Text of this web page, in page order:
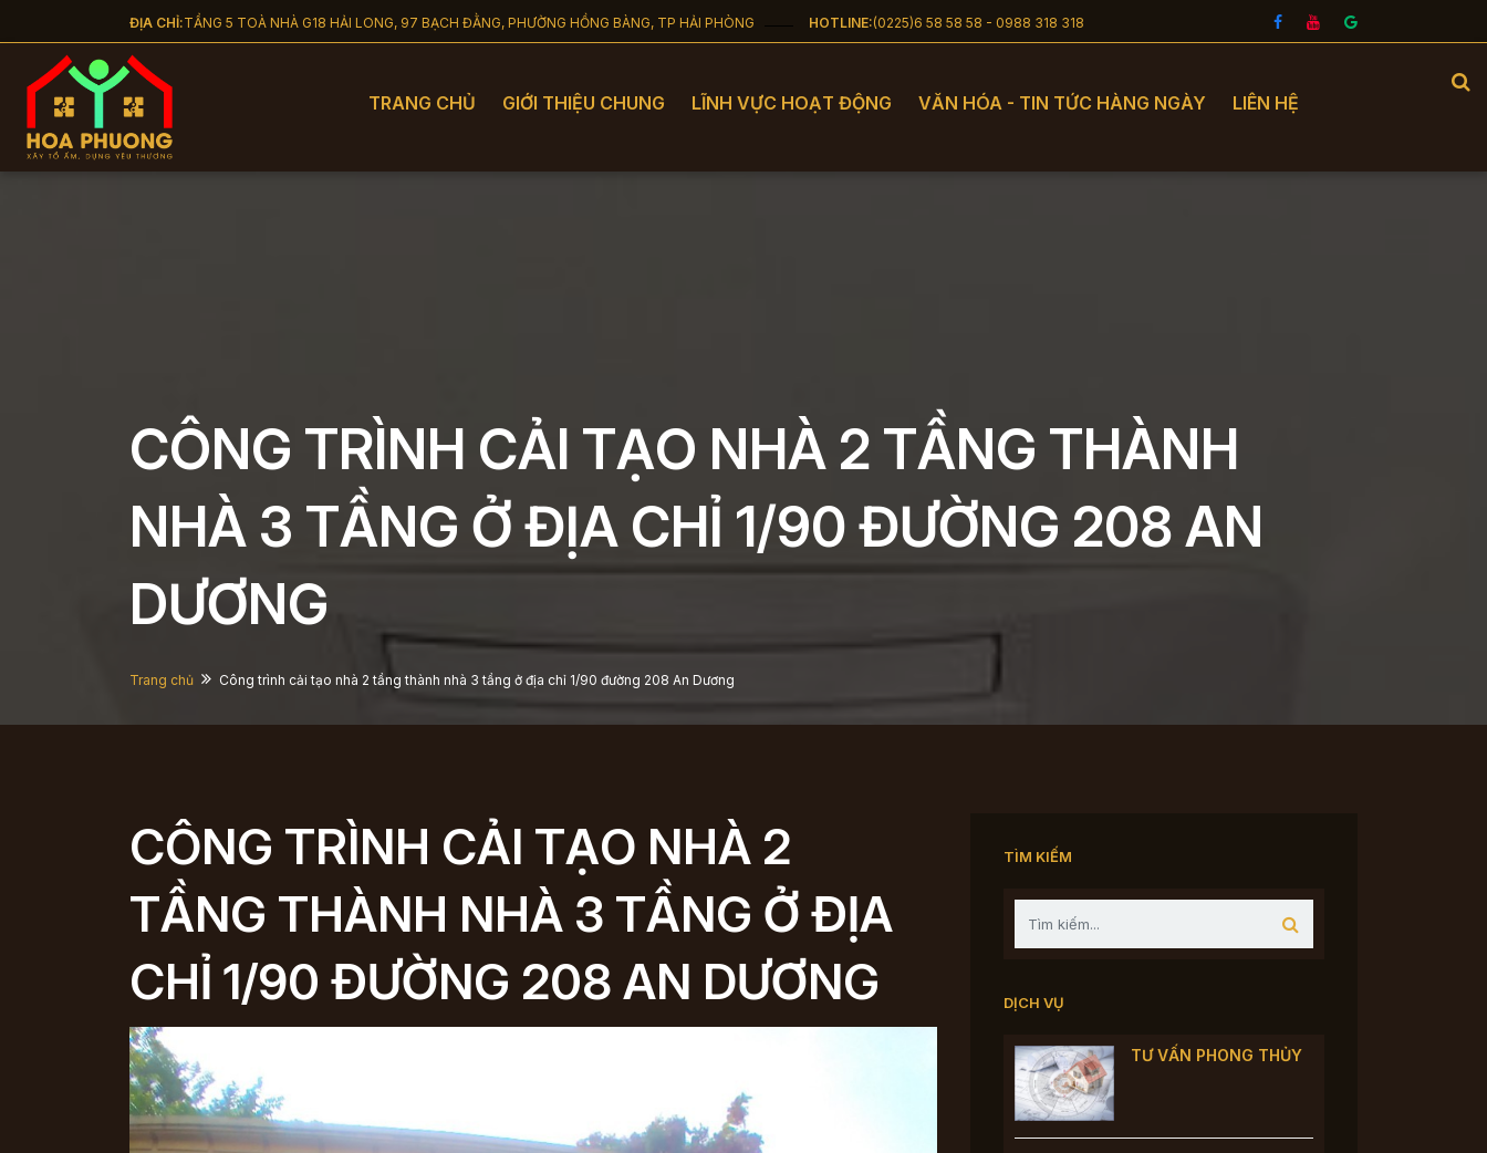
Nhảy đến nội dungĐỊA CHỈ:TẦNG 5 TOÀ NHÀ G18 HẢI LONG, 97 BẠCH ĐẰNG, PHƯỜNG HỒNG BÀNG, TP HẢI PHÒNG HOTLINE:(0225)6 58 58 58 - 0988 318 318
TRANG CHỦ GIỚI THIỆU CHUNG LĨNH VỰC HOẠT ĐỘNG VĂN HÓA - TIN TỨC HÀNG NGÀY LIÊN HỆ
CÔNG TRÌNH CẢI TẠO NHÀ 2 TẦNG THÀNH
NHÀ 3 TẦNG Ở ĐỊA CHỈ 1/90 ĐƯỜNG 208 AN
DƯƠNG
Trang chủ Công trình cải tạo nhà 2 tầng thành nhà 3 tầng ở địa chỉ 1/90 đường 208 An Dương
CÔNG TRÌNH CẢI TẠO NHÀ 2
TẦNG THÀNH NHÀ 3 TẦNG Ở ĐỊA
CHỈ 1/90 ĐƯỜNG 208 AN DƯƠNG
TÌM KIẾM
DỊCH VỤ
TƯ VẤN PHONG THỦY